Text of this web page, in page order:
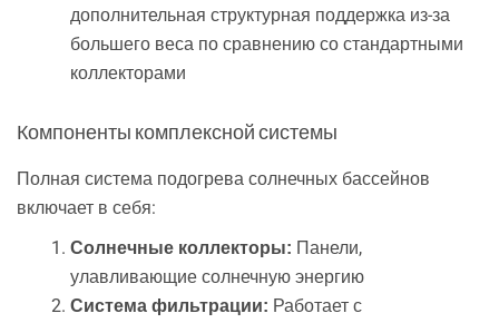
дополнительная структурная поддержка из-за
большего веса по сравнению со стандартными
коллекторами
Компоненты комплексной системы
Полная система подогрева солнечных бассейнов
включает в себя:
Солнечные коллекторы: Панели,
улавливающие солнечную энергию
Система фильтрации: Работает с